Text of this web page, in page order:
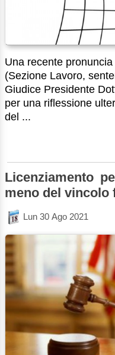
Una recente
(Sezione Lavoro,
Giudice Presidente
per una riflessione
del ...
Licenziamento
meno del vincolo
Lun 30 Ago 2021